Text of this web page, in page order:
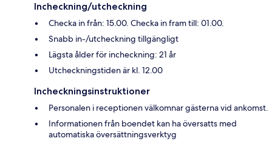
Incheckning/utcheckning
Checka in från: 15.00. Checka in fram till: 01.00.
Snabb in-/utcheckning tillgängligt
Lägsta ålder för incheckning: 21 år
Utcheckningstiden är kl. 12.00
Incheckningsinstruktioner
Personalen i receptionen välkomnar gästerna vid ankomst.
Informationen från boendet kan ha översatts med
automatiska översättningsverktyg